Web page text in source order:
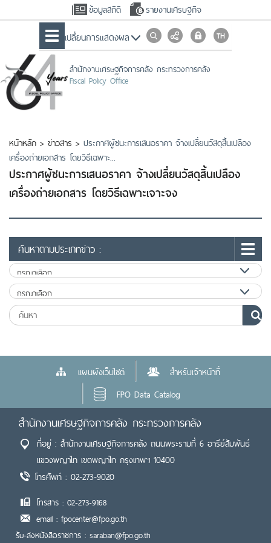
ข้อมูลสถิติ รายงานเศรษฐกิจ
เปลื่ยนการแสดงผล
สำนักงานเศรษฐกิจการคลัง กระทรวงการคลัง
Fiscal Policy Office
หน้าหลัก > ข่าวสาร > ประกาศผู้ชนะการเสนอราคา จ้างเปลี่ยนวัสดุสิ้นเปลือง
เครื่องถ่ายเอกสาร โดยวิธีเฉพาะ...
ประกาศผู้ชนะการเสนอราคา จ้างเปลี่ยนวัสดุสิ้นเปลือง
เครื่องถ่ายเอกสาร โดยวิธีเฉพาะเจาะจง
ค้นหาตามประเภทข่าว :
แผนผังเว็บไซต์
สำหรับเจ้าหน้าที่
FPO Data Catalog
สำนักงานเศรษฐกิจการคลัง กระทรวงการคลัง
ที่อยู่ : สำนักงานเศรษฐกิจการคลัง ถนนพระรามที่ 6 อารีย์สัมพันธ์
แขวงพญาไท เขตพญาไท กรุงเทพฯ 10400
โทรศัพท์ : 02-273-9020
โทรสาร : 02-273-9168
email : fpocenter@fpo.go.th
รับ-ส่งหนังสือราชการ : saraban@fpo.go.th